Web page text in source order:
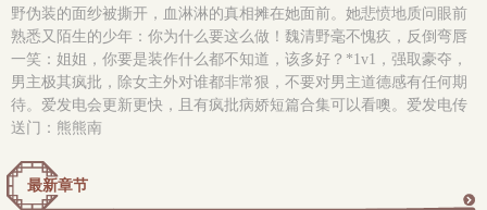
野伪装的面纱被撕开，血淋淋的真相摊在她面前。她悲愤地质问眼前
熟悉又陌生的少年：你为什么要这么做！魏清野毫不愧疚，反倒弯唇
一笑：姐姐，你要是装作什么都不知道，该多好？*1v1，强取豪夺，
男主极其疯批，除女主外对谁都非常狠，不要对男主道德感有任何期
待。爱发电会更新更快，且有疯批病娇短篇合集可以看噢。爱发电传
送门：熊熊南
最新章节